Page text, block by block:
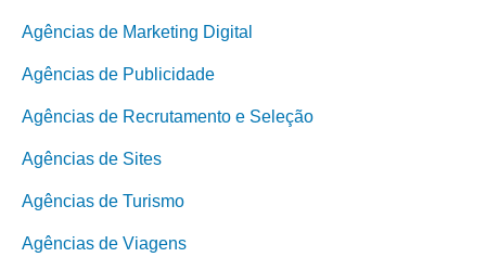
Agências de Marketing Digital
Agências de Publicidade
Agências de Recrutamento e Seleção
Agências de Sites
Agências de Turismo
Agências de Viagens